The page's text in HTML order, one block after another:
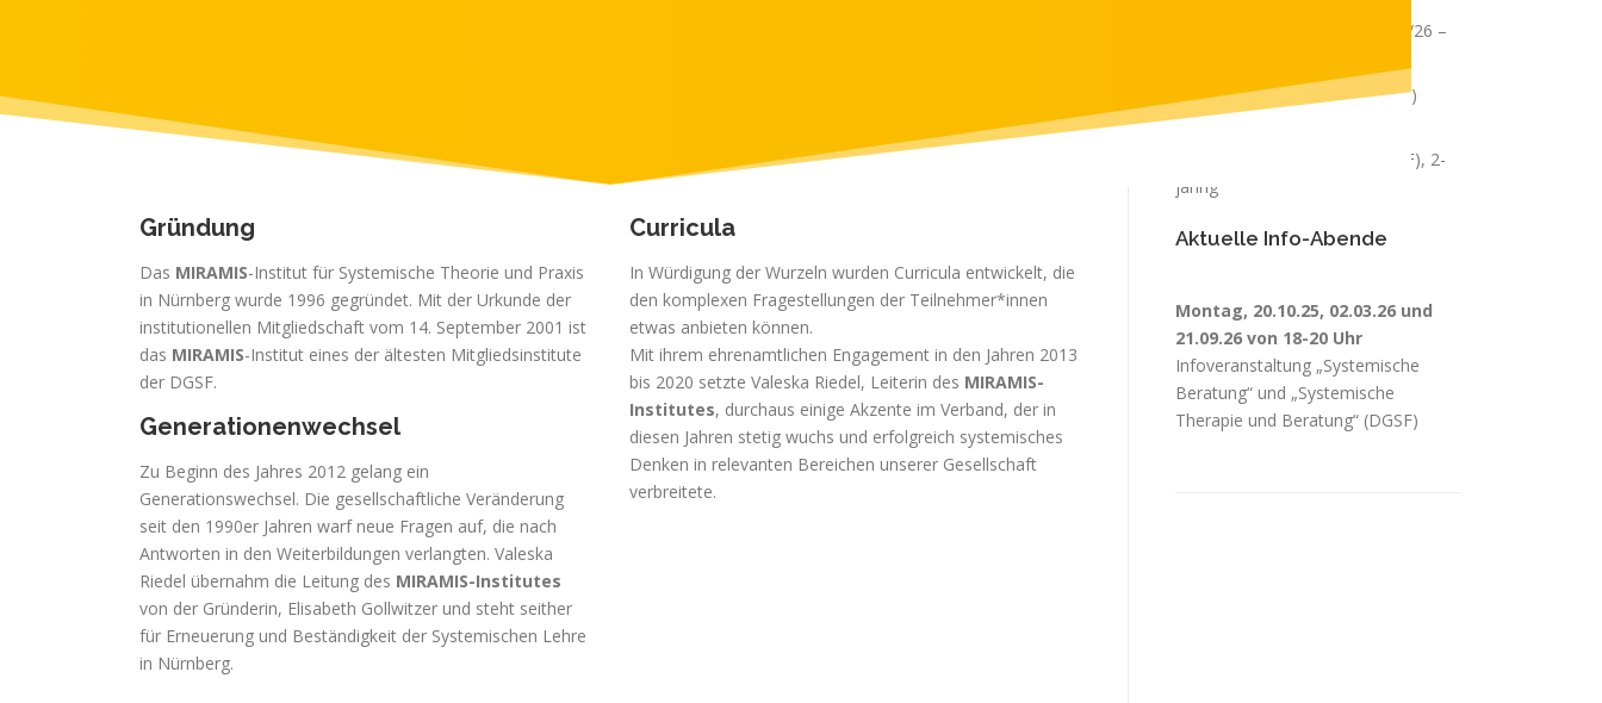
Gründung
Das MIRAMIS-Institut für Systemische Theorie und Praxis
in Nürnberg wurde 1996 gegründet. Mit der Urkunde der
institutionellen Mitgliedschaft vom 14. September 2001 ist
das MIRAMIS-Institut eines der ältesten Mitgliedsinstitute
der DGSF.
Generationenwechsel
Zu Beginn des Jahres 2012 gelang ein
Generationswechsel. Die gesellschaftliche Veränderung
seit den 1990er Jahren warf neue Fragen auf, die nach
Antworten in den Weiterbildungen verlangten. Valeska
Riedel übernahm die Leitung des MIRAMIS-Institutes
von der Gründerin, Elisabeth Gollwitzer und steht seither
für Erneuerung und Beständigkeit der Systemischen Lehre
in Nürnberg.
Curricula
In Würdigung der Wurzeln wurden Curricula entwickelt, die
den komplexen Fragestellungen der Teilnehmer*innen
etwas anbieten können.
Mit ihrem ehrenamtlichen Engagement in den Jahren 2013
bis 2020 setzte Valeska Riedel, Leiterin des MIRAMIS-
Institutes, durchaus einige Akzente im Verband, der in
diesen Jahren stetig wuchs und erfolgreich systemisches
Denken in relevanten Bereichen unserer Gesellschaft
verbreitete.
Systemische Supervision 2025/26 –
„Systemische Therapie“ (DGSF)
Aufbaukurs, 1-jährig
„Systemische Beratung“ (DGSF), 2-
jährig
Aktuelle Info-Abende
Montag, 20.10.25, 02.03.26 und
21.09.26 von 18-20 Uhr
Infoveranstaltung „Systemische
Beratung“ und „Systemische
Therapie und Beratung“ (DGSF)